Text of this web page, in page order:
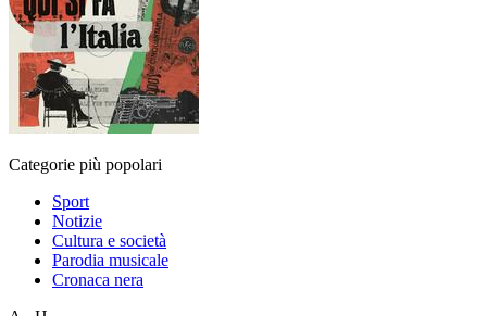
Categorie più popolari
Sport
Notizie
Cultura e società
Parodia musicale
Cronaca nera